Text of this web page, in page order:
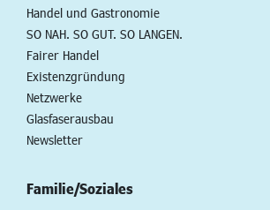
Handel und Gastronomie
SO NAH. SO GUT. SO LANGEN.
Fairer Handel
Existenzgründung
Netzwerke
Glasfaserausbau
Newsletter
Familie/Soziales